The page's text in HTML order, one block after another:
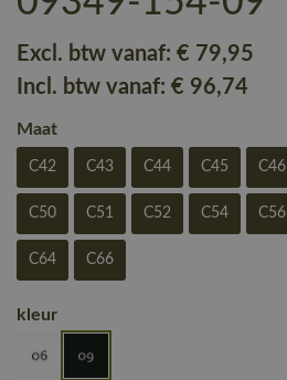
Excl. btw vanaf: € 79,95
Incl. btw vanaf: € 96,74
Maat
C42 C43 C44 C45 C46
C50 C51 C52 C54 C56
C64 C66
kleur